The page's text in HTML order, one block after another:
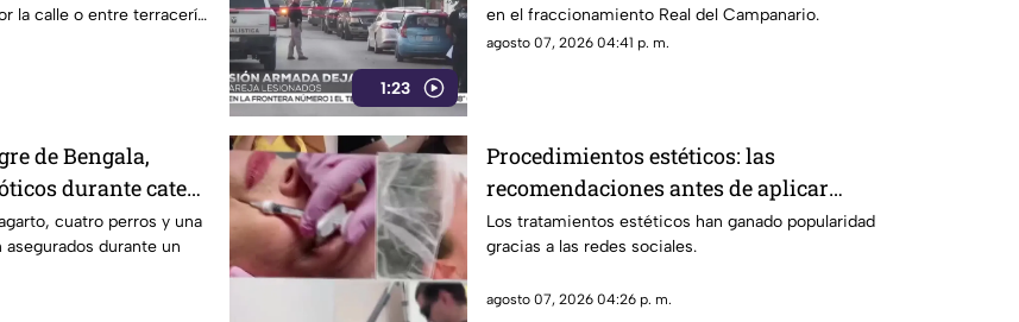
la calle o entre terracería
1:23
en el fraccionamiento Real del Campanario.
agosto 07, 2026 04:41 p. m.
de Bengala,
durante cateo
cuatro perros y una
durante un
Procedimientos estéticos: las
recomendaciones antes de aplicar
rellenos o láser
Los tratamientos estéticos han ganado popularidad
gracias a las redes sociales.
agosto 07, 2026 04:26 p. m.